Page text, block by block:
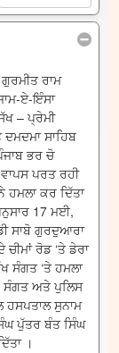
ਰਾਮ
ਏ-ਇੰਸਾ
– ਪ੍ਰੇਮੀ
ਸਾਹਿਬ
ਭਰ ਚੋ
ਪਰਤ ਰਹੀ
ਕਰ ਦਿੱਤਾ
17 ਮਈ,
ਸਾਬੋ ਗੁਰਦੁਆਰਾ
ਚੀਮਾਂ ਰੋਡ ‘ਤੇ ਡੇਰਾ
ਸੰਗਤ ‘ਤੇ ਹਮਲਾ
ਸੰਗਤ ਅਤੇ ਪੁਲਿਸ
ਹਸਪਤਾਲ ਸੁਨਾਮ
ਪੁੱਤਰ ਬੰਤ ਸਿੰਘ
।